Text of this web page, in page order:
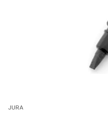
JURA